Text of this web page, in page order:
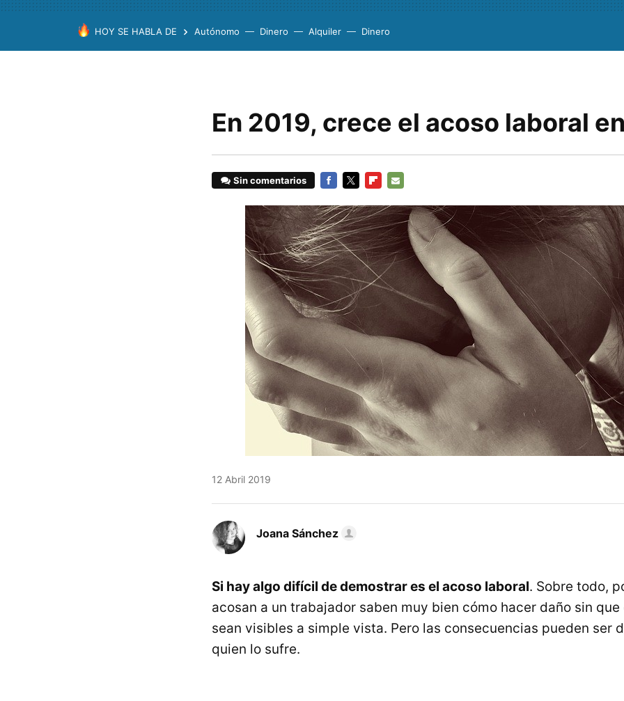
HOY SE HABLA DE Autónomo Dinero Alquiler Dinero
En 2019, crece el acoso laboral
Sin comentarios
MAIL
12 Abril 2019
Joana Sánchez
Si hay algo difícil de demostrar es el acoso laboral. Sobre todo,
acosan a un trabajador saben muy bien cómo hacer daño sin
sean visibles a simple vista. Pero las consecuencias pueden ser
quien lo sufre.